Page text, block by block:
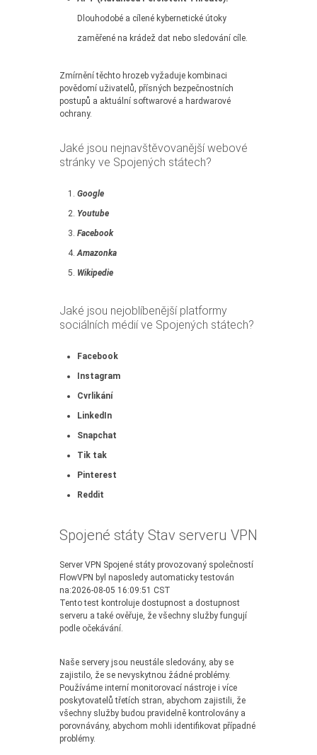
Dlouhodobé a cílené kybernetické útoky
zaměřené na krádež dat nebo sledování cíle.
Zmírnění těchto hrozeb vyžaduje kombinaci
povědomí uživatelů, přísných bezpečnostních
postupů a aktuální softwarové a hardwarové
ochrany.
Jaké jsou nejnavštěvovanější webové
stránky ve Spojených státech?
Google
Youtube
Facebook
Amazonka
Wikipedie
Jaké jsou nejoblíbenější platformy
sociálních médií ve Spojených státech?
Facebook
Instagram
Cvrlikání
LinkedIn
Snapchat
Tik tak
Pinterest
Reddit
Spojené státy Stav serveru VPN
Server VPN Spojené státy provozovaný společností
FlowVPN byl naposledy automaticky testován
na:2026-08-05 16:09:51 CST
Tento test kontroluje dostupnost a dostupnost
serveru a také ověřuje, že všechny služby fungují
podle očekávání.
Naše servery jsou neustále sledovány, aby se
zajistilo, že se nevyskytnou žádné problémy.
Používáme interní monitorovací nástroje i více
poskytovatelů třetích stran, abychom zajistili, že
všechny služby budou pravidelně kontrolovány a
porovnávány, abychom mohli identifikovat případné
problémy.